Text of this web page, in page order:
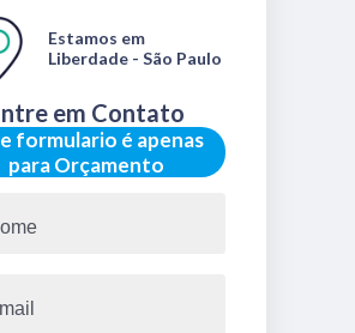
formulario é apenas
para Orçamento
em Contato
Estamos em
Liberdade - São Paulo